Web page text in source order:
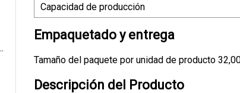
Capacidad de producción
Empaquetado y entrega
Tamaño del paquete por unidad de producto
Descripción del Producto